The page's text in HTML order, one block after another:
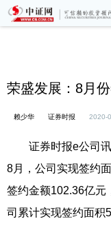
荣盛发展：8月
赖少华 证券时报 2020-
证券时报e公司讯
8月，公司实现签约
签约金额102.36亿元
司累计实现签约面积